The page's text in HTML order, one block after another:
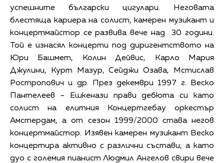
успешните български цигулари. Неговата
блестяща кариера на солист, камерен музикант и
концертмайстор се развива вече над 30 години.
Той е изнасял концерти под диригентството на
Юри Башмет, Колин Дейвис, Карло Мария
Джулини, Курт Мазур, Сейджи Озава, Мстислав
Ростропович и др. През декември 1997 г. Веско
Пантелеев - Ешкенази прави дебюта си като
солист на елитния Концертгебау оркестър
Амстердам, а от сезон 1999/2000 става негов
концертмайстор. Изявен камерен музикант Веско
концертира активно с различни състави, а като
дуо с големия пианист Людмил Ангелов свири вече